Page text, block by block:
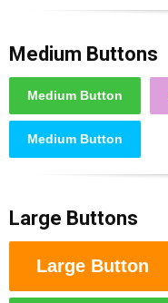
Medium Buttons
Medium Button
Medium Button
Large Buttons
Large Button